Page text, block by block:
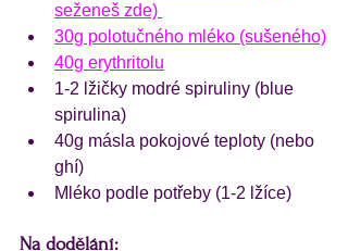
seženeš zde)
30g polotučného mléko (sušeného)
40g erythritolu
1-2 lžičky modré spiruliny (blue
spirulina)
40g másla pokojové teploty (nebo
ghí)
Mléko podle potřeby (1-2 lžíce)
Na dodělání: